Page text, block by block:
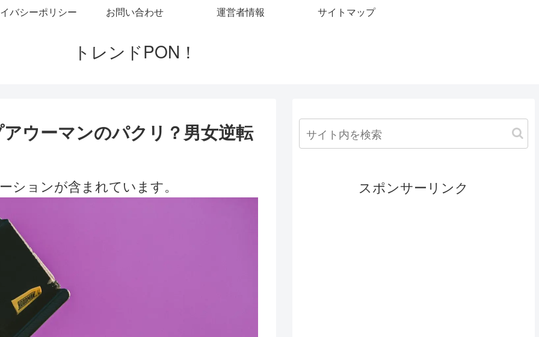
トレンドPON！
バシーポリシー お問い合わせ 運営者情報 サイトマップ
ウーマンのパクリ？男女逆転
ションが含まれています。 スポンサーリンク